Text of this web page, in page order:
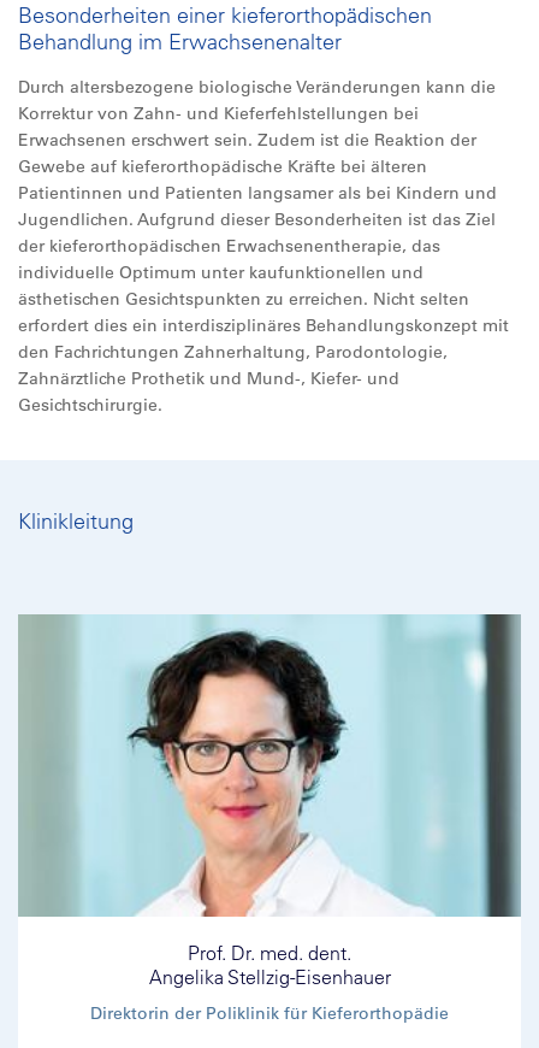
Besonderheiten einer kieferorthopädischen
Behandlung im Erwachsenenalter
Durch altersbezogene biologische Veränderungen kann die
Korrektur von Zahn- und Kieferfehlstellungen bei
Erwachsenen erschwert sein. Zudem ist die Reaktion der
Gewebe auf kieferorthopädische Kräfte bei älteren
Patientinnen und Patienten langsamer als bei Kindern und
Jugendlichen. Aufgrund dieser Besonderheiten ist das Ziel
der kieferorthopädischen Erwachsenentherapie, das
individuelle Optimum unter kaufunktionellen und
ästhetischen Gesichtspunkten zu erreichen. Nicht selten
erfordert dies ein interdisziplinäres Behandlungskonzept mit
den Fachrichtungen Zahnerhaltung, Parodontologie,
Zahnärztliche Prothetik und Mund-, Kiefer- und
Gesichtschirurgie.
Klinikleitung
Prof. Dr. med. dent.
Angelika Stellzig-Eisenhauer
Direktorin der Poliklinik für Kieferorthopädie